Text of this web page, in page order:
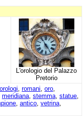
L'orologio del Palazzo
Pretorio
orologi romani oro
meridiana stemma statue
antico vetrina